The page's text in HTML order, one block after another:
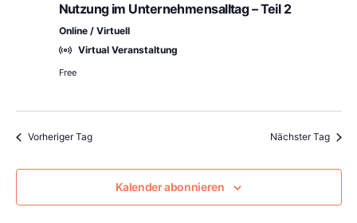
Nutzung im Unternehmensalltag – Teil 2
Online / Virtuell
Virtual Veranstaltung
Free
Vorheriger Tag Nächster Tag
Kalender abonnieren